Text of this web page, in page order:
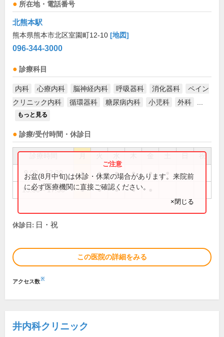
所在地・電話番号
北熊本駅
熊本県熊本市北区室園町12-10 [地図]
096-344-3000
診療科目
内科 心療内科 脳神経内科 呼吸器科 消化器科
ペイン
クリニック内科
循環器科 糖尿病内科 小児科 外科
もっと見る
診療/受付時間・休診日
祝
9:00～12:30 ● ● ● ● ●
13:30～17:30 ● ● ● ●
お盆(8月中旬)は休診・休業の場合があります。来院前
に必ず医療機関に直接ご確認ください。
×閉じる
休診日: 日・祝
この医院の詳細をみる
アクセス数※
井内科クリニック